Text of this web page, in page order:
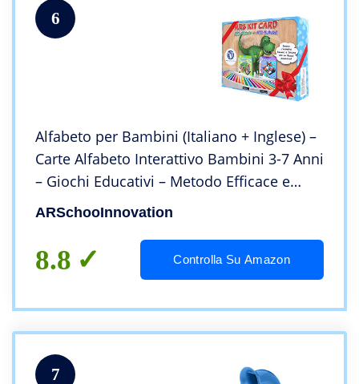
6
Alfabeto per Bambini (Italiano + Inglese) –
Carte Alfabeto Interattivo Bambini 3-7 Anni
– Giochi Educativi – Metodo Efficace e
Super Divertente – App Inclusa
ARSchooInnovation
8.8 Controlla Su Amazon
7